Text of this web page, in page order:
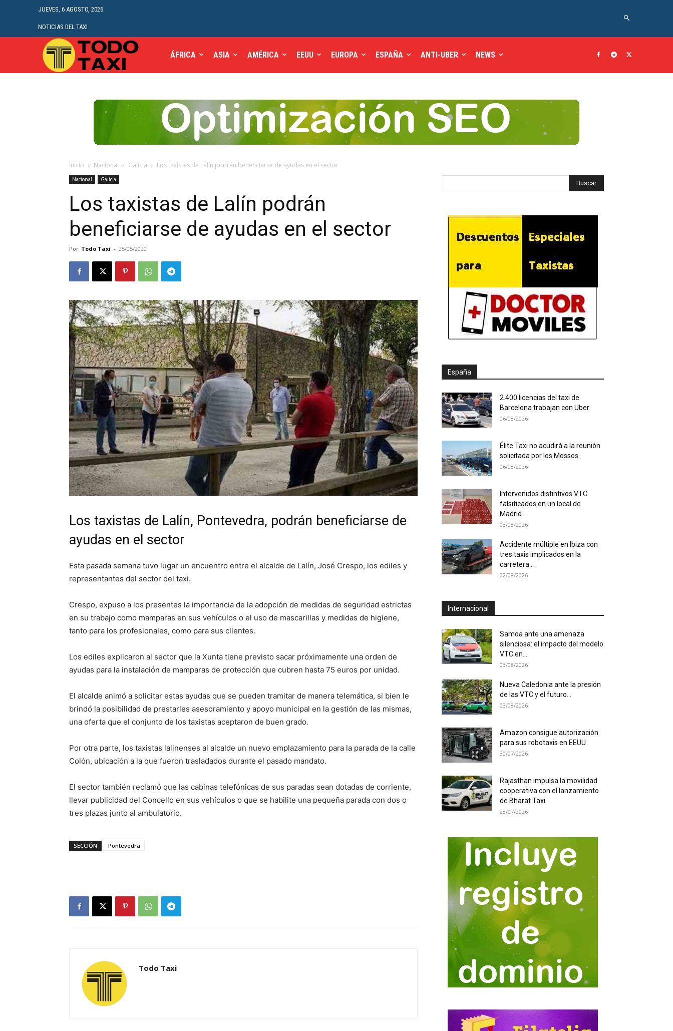
JUEVES, 6 AGOSTO, 2026
NOTICIAS DEL TAXI
ÁFRICA ASIA AMÉRICA EEUU EUROPA ESPAÑA ANTI-UBER NEWS
Inicio Nacional Galicia Los taxistas de Lalín podrán beneficiarse de ayudas en el sector
Nacional Galicia
Los taxistas de Lalín podrán
beneficiarse de ayudas en el sector
Por Todo Taxi - 25/05/2020
Los taxistas de Lalín, Pontevedra, podrán beneficiarse de
ayudas en el sector
Esta pasada semana tuvo lugar un encuentro entre el alcalde de Lalín, José Crespo, los ediles y
representantes del sector del taxi.
Crespo, expuso a los presentes la importancia de la adopción de medidas de seguridad estrictas
en su trabajo como mamparas en sus vehículos o el uso de mascarillas y medidas de higiene,
tanto para los profesionales, como para sus clientes.
Los ediles explicaron al sector que la Xunta tiene previsto sacar próximamente una orden de
ayudas para la instalación de mamparas de protección que cubren hasta 75 euros por unidad.
El alcalde animó a solicitar estas ayudas que se pueden tramitar de manera telemática, si bien le
brindó la posibilidad de prestarles asesoramiento y apoyo municipal en la gestión de las mismas,
una oferta que el conjunto de los taxistas aceptaron de buen grado.
Por otra parte, los taxistas lalinenses al alcalde un nuevo emplazamiento para la parada de la calle
Colón, ubicación a la que fueron trasladados durante el pasado mandato.
El sector también reclamó que las cabinas telefónicas de sus paradas sean dotadas de corriente,
llevar publicidad del Concello en sus vehículos o que se habilite una pequeña parada con dos o
tres plazas junto al ambulatorio.
SECCIÓN Pontevedra
Todo Taxi
España
2.400 licencias del taxi de
Barcelona trabajan con Uber
06/08/2026
Élite Taxi no acudirá a la reunión
solicitada por los Mossos
06/08/2026
Intervenidos distintivos VTC
falsificados en un local de
Madrid
03/08/2026
Accidente múltiple en Ibiza con
tres taxis implicados en la
carretera...
02/08/2026
Internacional
Samoa ante una amenaza
silenciosa: el impacto del modelo
VTC en...
03/08/2026
Nueva Caledonia ante la presión
de las VTC y el futuro...
03/08/2026
Amazon consigue autorización
para sus robotaxis en EEUU
30/07/2026
Rajasthan impulsa la movilidad
cooperativa con el lanzamiento
de Bharat Taxi
28/07/2026